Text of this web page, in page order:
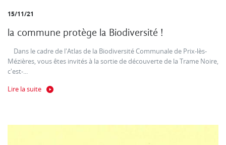
15/11/21
la commune protège la Biodiversité !
Dans le cadre de l'Atlas de la Biodiversité Communale de Prix-lès-
Mézières, vous êtes invités à la sortie de découverte de la Trame Noire,
c'est-...
Lire la suite